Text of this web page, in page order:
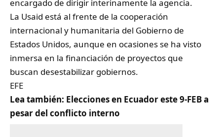
encargado de dirigir interinamente la agencia.
La Usaid está al frente de la cooperación
internacional y humanitaria del Gobierno de
Estados Unidos, aunque en ocasiones se ha visto
inmersa en la financiación de proyectos que
buscan desestabilizar gobiernos.
EFE
Lea también: Elecciones en Ecuador este 9-FEB a
pesar del conflicto interno